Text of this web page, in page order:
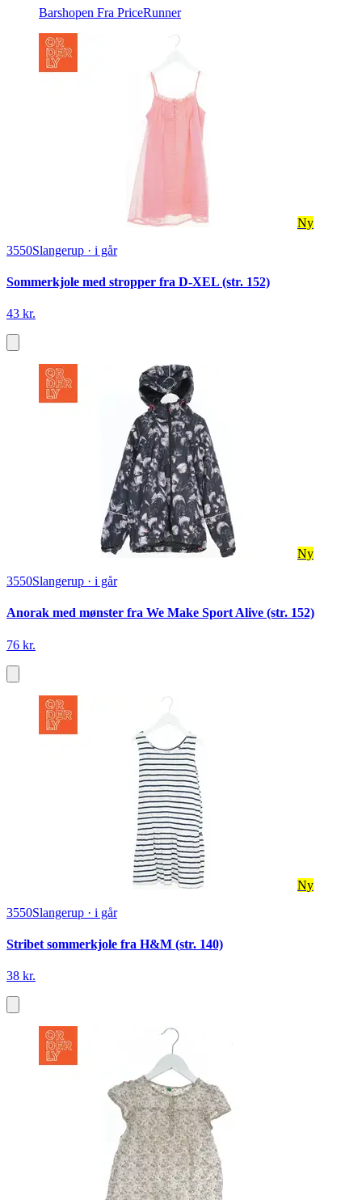
Barshopen Fra PriceRunner
Ny
3550Slangerup · i går
Sommerkjole med stropper fra D-XEL (str. 152)
43 kr.
Ny
3550Slangerup · i går
Anorak med mønster fra We Make Sport Alive (str. 152)
76 kr.
Ny
3550Slangerup · i går
Stribet sommerkjole fra H&M (str. 140)
38 kr.